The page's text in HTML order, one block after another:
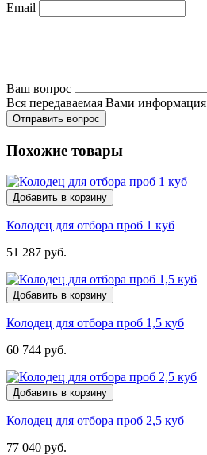
Email
Ваш вопрос
Вся передаваемая Вами информация
Отправить вопрос
Похожие товары
Добавить в корзину
Колодец для отбора проб 1 куб
51 287 руб.
Добавить в корзину
Колодец для отбора проб 1,5 куб
60 744 руб.
Добавить в корзину
Колодец для отбора проб 2,5 куб
77 040 руб.